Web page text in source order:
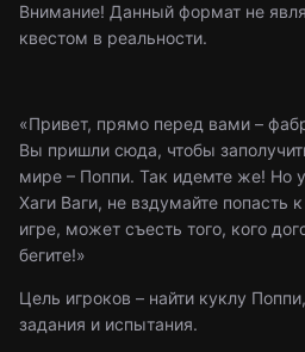
Внимание! Данный формат не
квестом в реальности.
«Привет, прямо перед вами –
Вы пришли сюда, чтобы
мире – Поппи. Так идемте же! Но
Хаги Ваги, не вздумайте попасть
игре, может съесть того, кого
бегите!»
Цель игроков – найти куклу
задания и испытания.